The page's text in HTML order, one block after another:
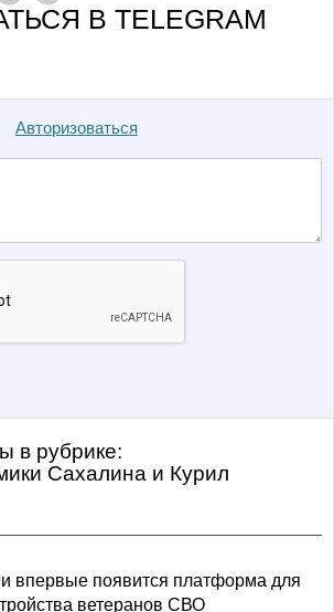
В TELEGRAM
Авторизоваться
в рубрике:
Сахалина и Курил
впервые появится платформа для
ветеранов СВО